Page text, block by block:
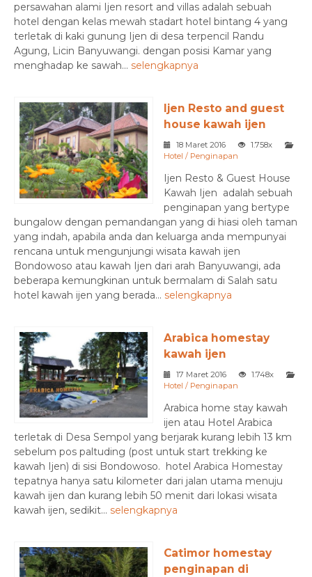
persawahan alami Ijen resort and villas adalah sebuah
hotel dengan kelas mewah stadart hotel bintang 4 yang
terletak di kaki gunung Ijen di desa terpencil Randu
Agung, Licin Banyuwangi. dengan posisi Kamar yang
menghadap ke sawah... selengkapnya
Ijen Resto and guest
house kawah ijen
18 Maret 2016
1.758x
Hotel / Penginapan
Ijen Resto & Guest House
Kawah Ijen adalah sebuah
penginapan yang bertype
bungalow dengan pemandangan yang di hiasi oleh taman
yang indah, apabila anda dan keluarga anda mempunyai
rencana untuk mengunjungi wisata kawah ijen
Bondowoso atau kawah Ijen dari arah Banyuwangi, ada
beberapa kemungkinan untuk bermalam di Salah satu
hotel kawah ijen yang berada... selengkapnya
Arabica homestay
kawah ijen
17 Maret 2016
1.748x
Hotel / Penginapan
Arabica home stay kawah
ijen atau Hotel Arabica
terletak di Desa Sempol yang berjarak kurang lebih 13 km
sebelum pos paltuding (post untuk start trekking ke
kawah Ijen) di sisi Bondowoso. hotel Arabica Homestay
tepatnya hanya satu kilometer dari jalan utama menuju
kawah ijen dan kurang lebih 50 menit dari lokasi wisata
kawah ijen, sedikit... selengkapnya
Catimor homestay
penginapan di